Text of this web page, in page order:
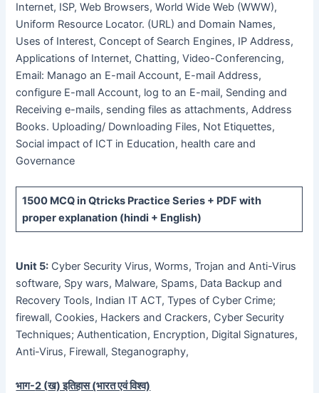
Internet, ISP, Web Browsers, World Wide Web (WWW),
Uniform Resource Locator. (URL) and Domain Names,
Uses of Interest, Concept of Search Engines, IP Address,
Applications of Internet, Chatting, Video-Conferencing,
Email: Manago an E-mail Account, E-mail Address,
configure E-mall Account, log to an E-mail, Sending and
Receiving e-mails, sending files as attachments, Address
Books. Uploading/ Downloading Files, Not Etiquettes,
Social impact of ICT in Education, health care and
Governance
1500 MCQin Qtricks Practice Series + PDF with
proper explanation (hindi + English)
Unit 5: Cyber Security Virus, Worms, Trojan and Anti-Virus
software, Spy wars, Malware, Spams, Data Backup and
Recovery Tools, Indian IT ACT, Types of Cyber Crime;
firewall, Cookies, Hackers and Crackers, Cyber Security
Techniques; Authentication, Encryption, Digital Signatures,
Anti-Virus, Firewall, Steganography,
भाग-2 (ख) इतिहास (भारत एवं विश्व)